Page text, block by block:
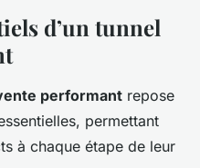
d’un tunnel
performant repose
permettant
à chaque étape de leur